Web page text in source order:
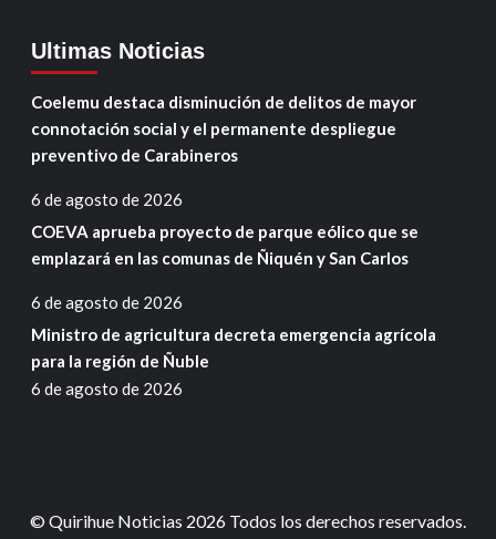
Ultimas Noticias
Coelemu destaca disminución de delitos de mayor
connotación social y el permanente despliegue
preventivo de Carabineros
6 de agosto de 2026
COEVA aprueba proyecto de parque eólico que se
emplazará en las comunas de Ñiquén y San Carlos
6 de agosto de 2026
Ministro de agricultura decreta emergencia agrícola
para la región de Ñuble
6 de agosto de 2026